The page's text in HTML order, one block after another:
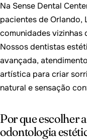
Na Sense Dental
pacientes de Orlando,
comunidades vizinhas
Nossos dentistas
avançada,
artística para criar
natural e sensação
Por que escolher
odontologia